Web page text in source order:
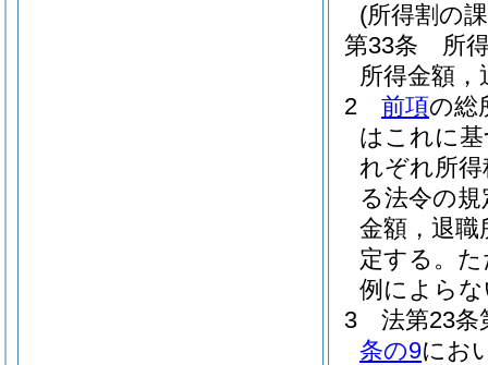
(所得割の
第33条
所
所得金額
2
前項の総
はこれに
れぞれ所得
る法令の
金額，退
定する。 た
例によら
3
法第23条
条の9にお